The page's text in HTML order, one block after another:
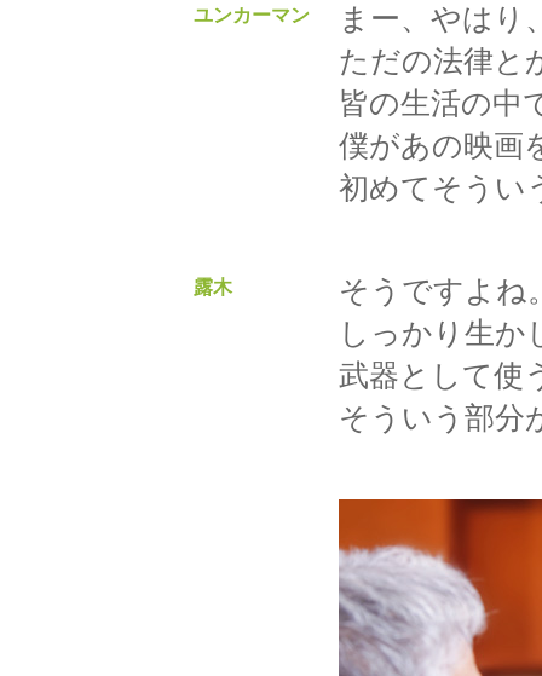
ユンカーマン
まー、やはり
ただの法律と
皆の生活の中
僕があの映画
初めてそうい
露木
そうですよね
しっかり生か
武器として使
そういう部分